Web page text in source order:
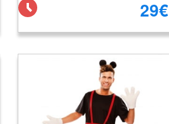
29€